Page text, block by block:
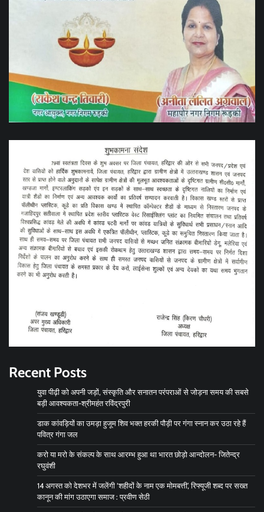
Recent Posts
युवा पीढ़ी को अपनी जड़ों, संस्कृति और सनातन परंपराओं से जोड़ना समय की सबसे
बड़ी आवश्यकता-श्रीमहंत रविंद्रपुरी
डाक कांवड़ियों का उमड़ा हुजूम शिव भक्त हरकी पौड़ी पर गंगा स्नान कर उठा रहे हैं
पवित्र गंगा जल
करो या मरो के संकल्प के साथ आरम्भ हुआ था भारत छोड़ो आन्दोलन- जितेन्द्र
रघुवंशी
14 अगस्त को देशभर में जलेंगी ‘शहीदों के नाम एक मोमबत्ती’, रिफ्यूजी शब्द पर सख्त
कानून की मांग उठाएगा समाज : प्रवीण सेठी